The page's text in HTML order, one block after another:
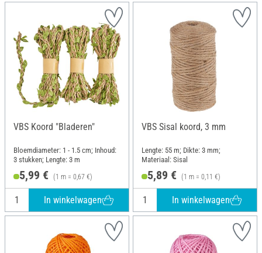
VBS Koord "Bladeren"
Bloemdiameter: 1 - 1.5 cm; Inhoud:
3 stukken; Lengte: 3 m
5,99 € (1 m = 0,67 €)
In winkelwagen
VBS Sisal koord, 3 mm
Lengte: 55 m; Dikte: 3 mm;
Materiaal: Sisal
5,89 € (1 m = 0,11 €)
In winkelwagen